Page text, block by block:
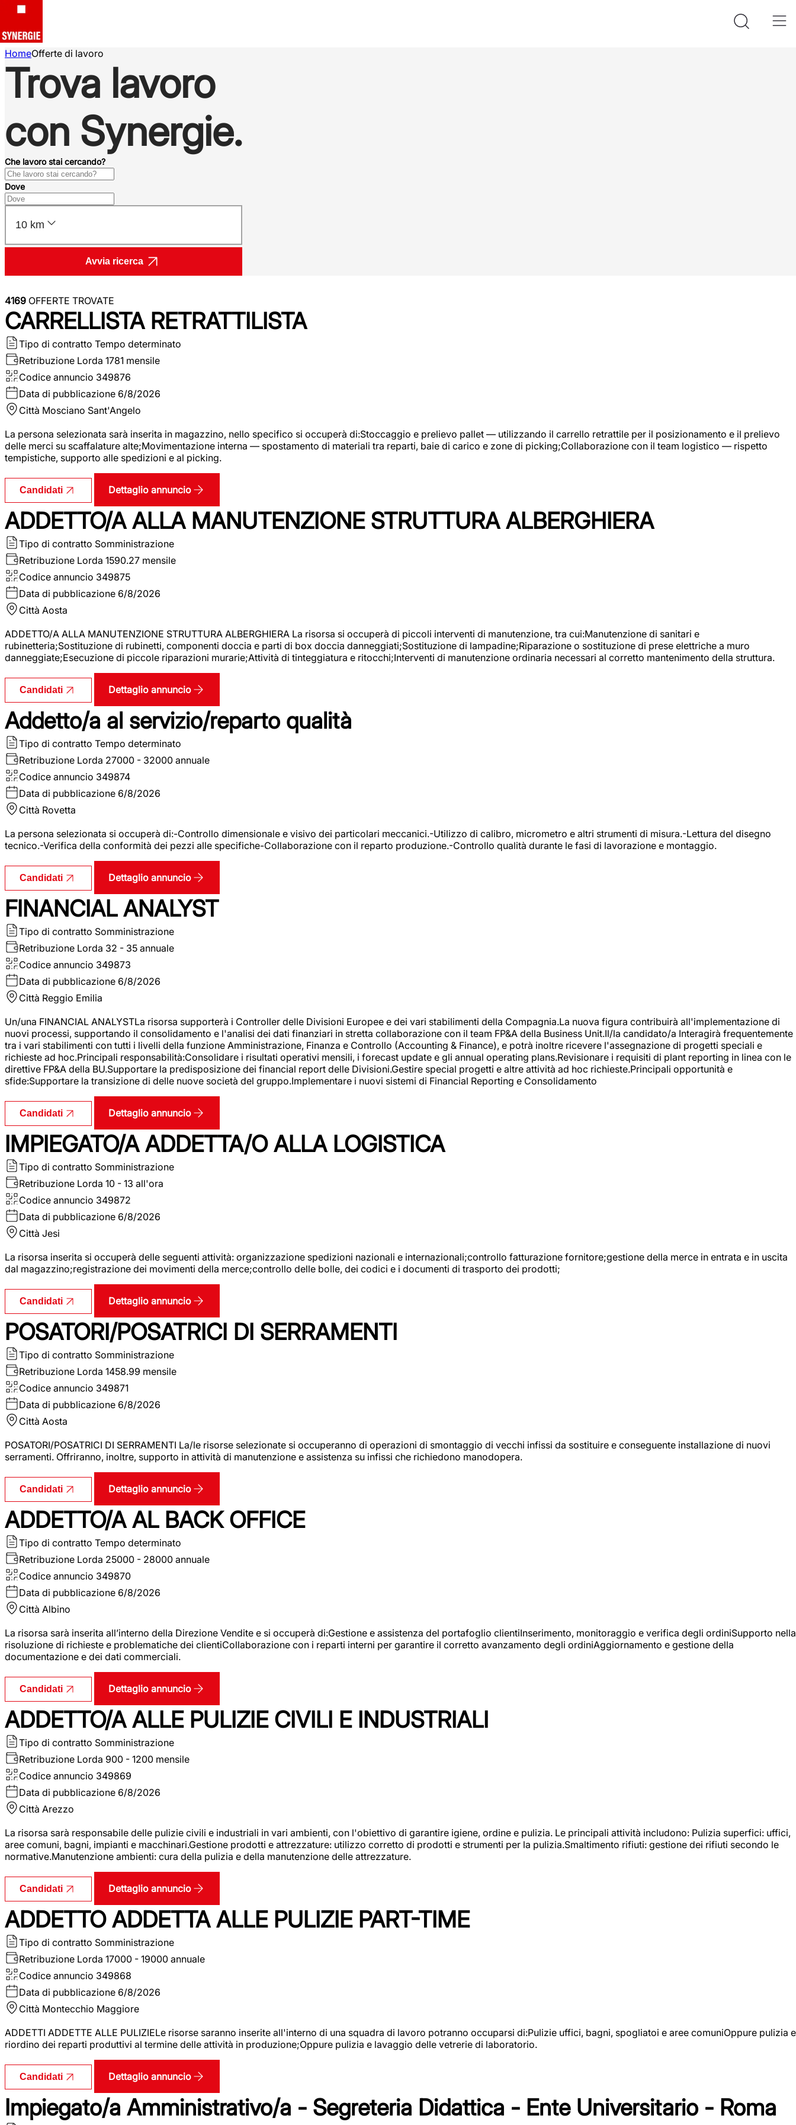
HomeOfferte di lavoro
Trova lavoro
con Synergie.
Che lavoro stai cercando?
Dove
10 km
Avvia ricerca
4169 OFFERTE TROVATE
CARRELLISTA RETRATTILISTA
Tipo di contratto Tempo determinato
Retribuzione Lorda 1781 mensile
Codice annuncio 349876
Data di pubblicazione 6/8/2026
Città Mosciano Sant'Angelo
La persona selezionata sarà inserita in magazzino, nello specifico si occuperà di:Stoccaggio e prelievo pallet — utilizzando il carrello retrattile per il posizionamento e il prelievo
delle merci su scaffalature alte;Movimentazione interna — spostamento di materiali tra reparti, baie di carico e zone di picking;Collaborazione con il team logistico — rispetto
tempistiche, supporto alle spedizioni e al picking.
Candidati Dettaglio annuncio
ADDETTO/A ALLA MANUTENZIONE STRUTTURA ALBERGHIERA
Tipo di contratto Somministrazione
Retribuzione Lorda 1590.27 mensile
Codice annuncio 349875
Data di pubblicazione 6/8/2026
Città Aosta
ADDETTO/A ALLA MANUTENZIONE STRUTTURA ALBERGHIERA La risorsa si occuperà di piccoli interventi di manutenzione, tra cui:Manutenzione di sanitari e
rubinetteria;Sostituzione di rubinetti, componenti doccia e parti di box doccia danneggiati;Sostituzione di lampadine;Riparazione o sostituzione di prese elettriche a muro
danneggiate;Esecuzione di piccole riparazioni murarie;Attività di tinteggiatura e ritocchi;Interventi di manutenzione ordinaria necessari al corretto mantenimento della struttura.
Candidati Dettaglio annuncio
Addetto/a al servizio/reparto qualità
Tipo di contratto Tempo determinato
Retribuzione Lorda 27000 - 32000 annuale
Codice annuncio 349874
Data di pubblicazione 6/8/2026
Città Rovetta
La persona selezionata si occuperà di:-Controllo dimensionale e visivo dei particolari meccanici.-Utilizzo di calibro, micrometro e altri strumenti di misura.-Lettura del disegno
tecnico.-Verifica della conformità dei pezzi alle specifiche-Collaborazione con il reparto produzione.-Controllo qualità durante le fasi di lavorazione e montaggio.
Candidati Dettaglio annuncio
FINANCIAL ANALYST
Tipo di contratto Somministrazione
Retribuzione Lorda 32 - 35 annuale
Codice annuncio 349873
Data di pubblicazione 6/8/2026
Città Reggio Emilia
Un/una FINANCIAL ANALYSTLa risorsa supporterà i Controller delle Divisioni Europee e dei vari stabilimenti della Compagnia.La nuova figura contribuirà all'implementazione di
nuovi processi, supportando il consolidamento e l'analisi dei dati finanziari in stretta collaborazione con il team FP&A della Business Unit.Il/la candidato/a Interagirà frequentemente
tra i vari stabilimenti con tutti i livelli della funzione Amministrazione, Finanza e Controllo (Accounting & Finance), e potrà inoltre ricevere l'assegnazione di progetti speciali e
richieste ad hoc.Principali responsabilità:Consolidare i risultati operativi mensili, i forecast update e gli annual operating plans.Revisionare i requisiti di plant reporting in linea con le
direttive FP&A della BU.Supportare la predisposizione dei financial report delle Divisioni.Gestire special progetti e altre attività ad hoc richieste.Principali opportunità e
sfide:Supportare la transizione di delle nuove società del gruppo.Implementare i nuovi sistemi di Financial Reporting e Consolidamento
Candidati Dettaglio annuncio
IMPIEGATO/A ADDETTA/O ALLA LOGISTICA
Tipo di contratto Somministrazione
Retribuzione Lorda 10 - 13 all'ora
Codice annuncio 349872
Data di pubblicazione 6/8/2026
Città Jesi
La risorsa inserita si occuperà delle seguenti attività: organizzazione spedizioni nazionali e internazionali;controllo fatturazione fornitore;gestione della merce in entrata e in uscita
dal magazzino;registrazione dei movimenti della merce;controllo delle bolle, dei codici e i documenti di trasporto dei prodotti;
Candidati Dettaglio annuncio
POSATORI/POSATRICI DI SERRAMENTI
Tipo di contratto Somministrazione
Retribuzione Lorda 1458.99 mensile
Codice annuncio 349871
Data di pubblicazione 6/8/2026
Città Aosta
POSATORI/POSATRICI DI SERRAMENTI La/le risorse selezionate si occuperanno di operazioni di smontaggio di vecchi infissi da sostituire e conseguente installazione di nuovi
serramenti. Offriranno, inoltre, supporto in attività di manutenzione e assistenza su infissi che richiedono manodopera.
Candidati Dettaglio annuncio
ADDETTO/A AL BACK OFFICE
Tipo di contratto Tempo determinato
Retribuzione Lorda 25000 - 28000 annuale
Codice annuncio 349870
Data di pubblicazione 6/8/2026
Città Albino
La risorsa sarà inserita all’interno della Direzione Vendite e si occuperà di:Gestione e assistenza del portafoglio clientiInserimento, monitoraggio e verifica degli ordiniSupporto nella
risoluzione di richieste e problematiche dei clientiCollaborazione con i reparti interni per garantire il corretto avanzamento degli ordiniAggiornamento e gestione della
documentazione e dei dati commerciali.
Candidati Dettaglio annuncio
ADDETTO/A ALLE PULIZIE CIVILI E INDUSTRIALI
Tipo di contratto Somministrazione
Retribuzione Lorda 900 - 1200 mensile
Codice annuncio 349869
Data di pubblicazione 6/8/2026
Città Arezzo
La risorsa sarà responsabile delle pulizie civili e industriali in vari ambienti, con l'obiettivo di garantire igiene, ordine e pulizia. Le principali attività includono: Pulizia superfici: uffici,
aree comuni, bagni, impianti e macchinari.Gestione prodotti e attrezzature: utilizzo corretto di prodotti e strumenti per la pulizia.Smaltimento rifiuti: gestione dei rifiuti secondo le
normative.Manutenzione ambienti: cura della pulizia e della manutenzione delle attrezzature.
Candidati Dettaglio annuncio
ADDETTO ADDETTA ALLE PULIZIE PART-TIME
Tipo di contratto Somministrazione
Retribuzione Lorda 17000 - 19000 annuale
Codice annuncio 349868
Data di pubblicazione 6/8/2026
Città Montecchio Maggiore
ADDETTI ADDETTE ALLE PULIZIELe risorse saranno inserite all'interno di una squadra di lavoro potranno occuparsi di:Pulizie uffici, bagni, spogliatoi e aree comuniOppure pulizia e
riordino dei reparti produttivi al termine delle attività in produzione;Oppure pulizia e lavaggio delle vetrerie di laboratorio.
Candidati Dettaglio annuncio
Impiegato/a Amministrativo/a - Segreteria Didattica - Ente Universitario - Roma